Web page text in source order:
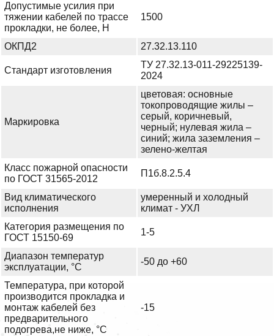
Допустимые усилия при
тяжении кабелей по трассе
прокладки, не более, Н
1500
ОКПД2 27.32.13.110
Стандарт изготовления
ТУ 27.32.13-011-29225139-
2024
Маркировка
цветовая: основные
токопроводящие жилы –
серый, коричневый,
черный; нулевая жила –
синий; жила заземления –
зелено-желтая
Класс пожарной опасности
по ГОСТ 31565-2012
П1б.8.2.5.4
Вид климатического
исполнения
умеренный и холодный
климат - УХЛ
Категория размещения по
ГОСТ 15150-69
1-5
Диапазон температур
эксплуатации, °С
-50 до +60
Температура, при которой
производится прокладка и
монтаж кабелей без
предварительного
подогрева,не ниже, °С
-15